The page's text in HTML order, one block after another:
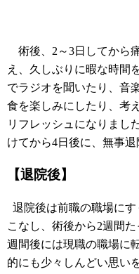
術後、2～3日してから
え、久しぶりに暇な時間
でラジオを聞いたり、音
食を楽しみにしたり、考
リフレッシュになりまし
けてから4日後に、無事退
【退院後】
退院後は前職の職場に
こなし、術後から2週間た
週間後には現職の職場に
的にも少々しんどい思い